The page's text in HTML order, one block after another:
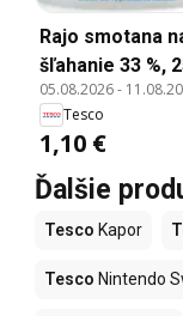
Rajo smotana
šľahanie 33 %,
05.08.2026-
Tesco
1,10 €
Ďalšie
Tesco Kapor
Tesco Nintendo